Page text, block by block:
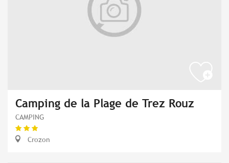
Camping de la Plage de Trez Rouz
CAMPING
Crozon